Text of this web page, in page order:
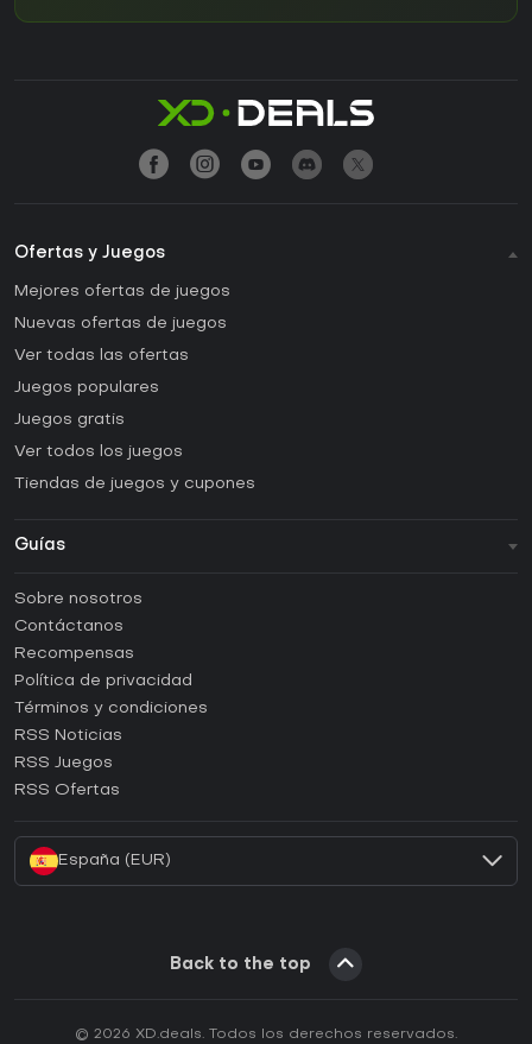
Ofertas y Juegos
Mejores ofertas de juegos
Nuevas ofertas de juegos
Ver todas las ofertas
Juegos populares
Juegos gratis
Ver todos los juegos
Tiendas de juegos y cupones
Guías
Guías y tutoriales
¿Cómo activar una CD Key de Steam?
¿Cómo activar una CD Key de Epic Games?
¿Cómo activar una CD Key de GOG?
¿Cómo activar una CD Key de Ubisoft Connect?
Sobre nosotros
Contáctanos
Recompensas
Política de privacidad
Términos y condiciones
RSS Noticias
RSS Juegos
RSS Ofertas
España (EUR)
Back to the top
© 2026 XD.deals. Todos los derechos reservados.